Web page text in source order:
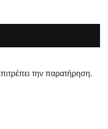
την παρατήρηση.